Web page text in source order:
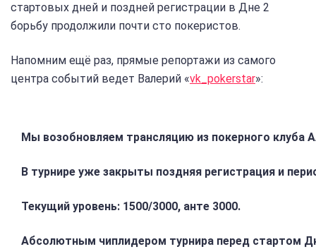
стартовых дней и поздней регистрации в Дне 2
борьбу продолжили почти сто покеристов.
Напомним ещё раз, прямые репортажи из самого
центра событий ведет Валерий «vk_pokerstar»:
Мы возобновляем трансляцию из покерного клуба
В турнире уже закрыты поздняя регистрация и
Текущий уровень: 1500/3000, анте 3000.
Абсолютным чиплидером турнира перед стартом